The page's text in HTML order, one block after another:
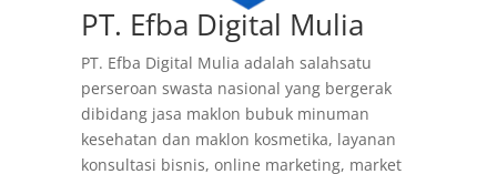
PT. Efba Digital Mulia
PT. Efba Digital Mulia adalah salahsatu
perseroan swasta nasional yang bergerak
dibidang jasa maklon bubuk minuman
kesehatan dan maklon kosmetika, layanan
konsultasi bisnis, online marketing, market